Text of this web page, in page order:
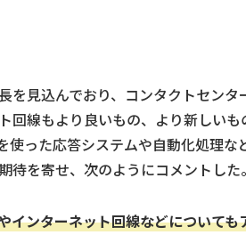
を見込んでおり、コンタクトセン
回線もより良いもの、より新しい
った応答システムや自動化処理
を寄せ、次のようにコメントした。
インターネット回線などについて